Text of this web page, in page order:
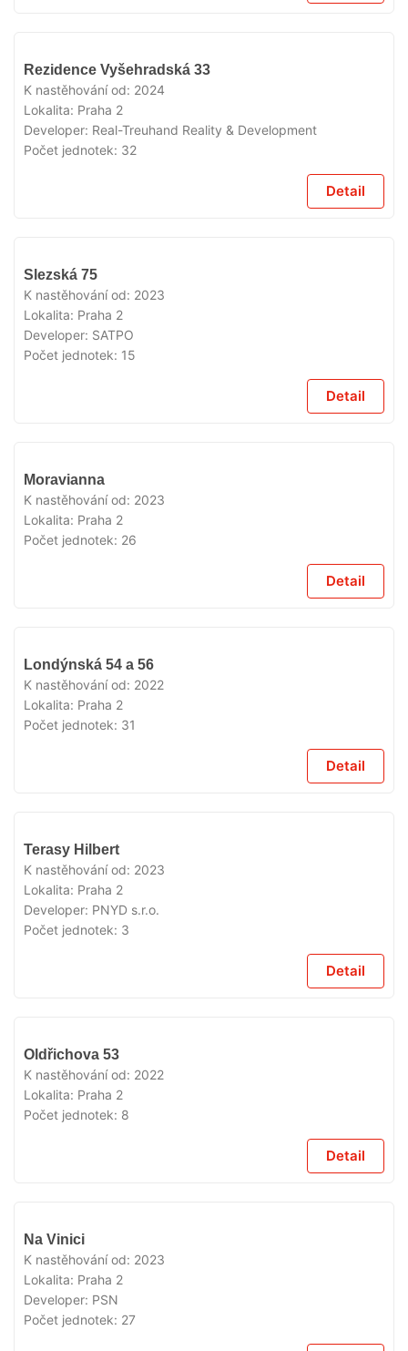
Rezidence Vyšehradská 33
K nastěhování od: 2024
Lokalita: Praha 2
Developer: Real-Treuhand Reality & Development
Počet jednotek: 32
Detail
Slezská 75
K nastěhování od: 2023
Lokalita: Praha 2
Developer: SATPO
Počet jednotek: 15
Detail
Moravianna
K nastěhování od: 2023
Lokalita: Praha 2
Počet jednotek: 26
Detail
Londýnská 54 a 56
K nastěhování od: 2022
Lokalita: Praha 2
Počet jednotek: 31
Detail
Terasy Hilbert
K nastěhování od: 2023
Lokalita: Praha 2
Developer: PNYD s.r.o.
Počet jednotek: 3
Detail
Oldřichova 53
K nastěhování od: 2022
Lokalita: Praha 2
Počet jednotek: 8
Detail
Na Vinici
K nastěhování od: 2023
Lokalita: Praha 2
Developer: PSN
Počet jednotek: 27